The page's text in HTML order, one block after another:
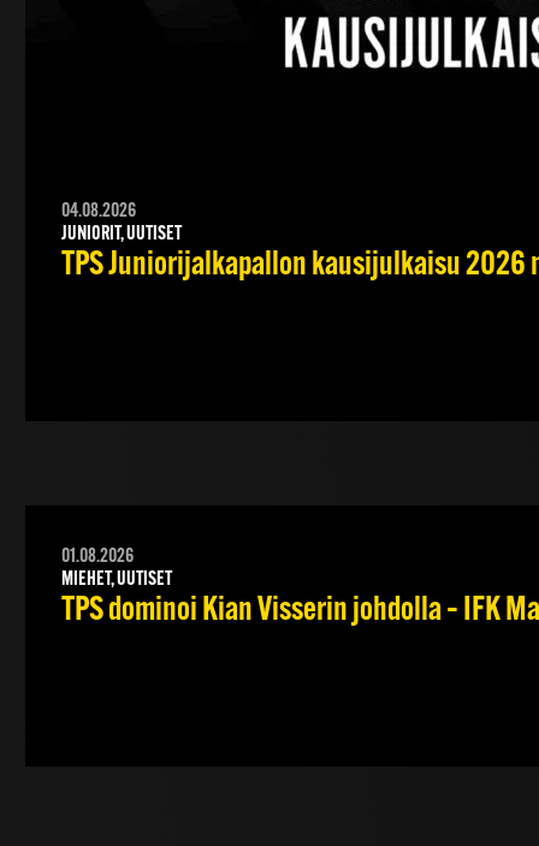
04.08.2026
JUNIORIT, UUTISET
TPS Juniorijalkapallon kausijulkaisu 2026
01.08.2026
MIEHET, UUTISET
TPS dominoi Kian Visserin johdolla – IFK